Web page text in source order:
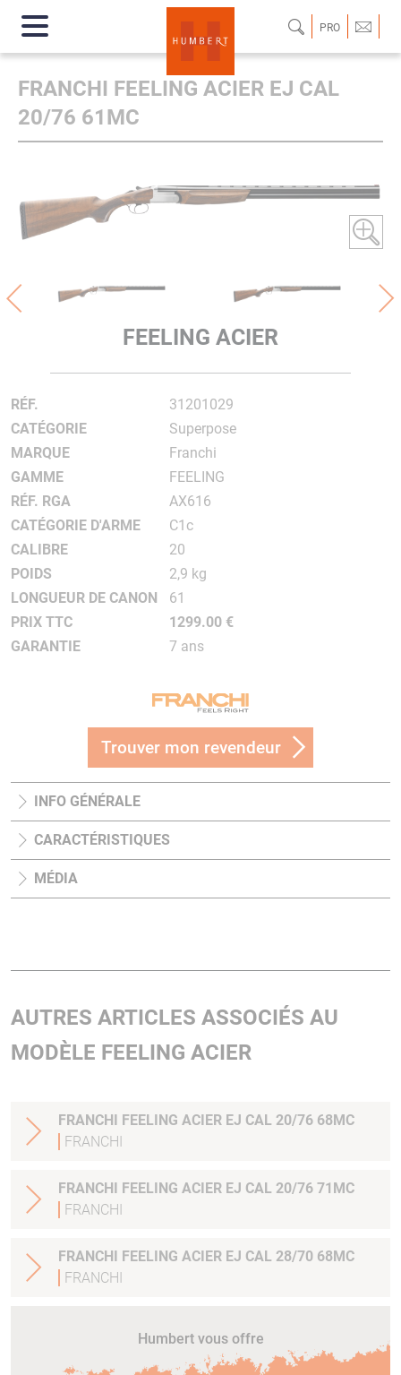
PRO
FRANCHI FEELING ACIER EJ CAL
20/76 61MC
FEELING ACIER
RÉF.
31201029
CATÉGORIE
Superpose
MARQUE
Franchi
GAMME
FEELING
RÉF. RGA
AX616
CATÉGORIE D'ARME
C1c
CALIBRE
20
POIDS
2,9 kg
LONGUEUR DE CANON
61
PRIX TTC
1299.00 €
GARANTIE
7 ans
Trouver mon revendeur
INFO GÉNÉRALE
CARACTÉRISTIQUES
MÉDIA
AUTRES ARTICLES ASSOCIÉS AU
MODÈLE FEELING ACIER
FRANCHI FEELING ACIER EJ CAL 20/76 68MC
FRANCHI
FRANCHI FEELING ACIER EJ CAL 20/76 71MC
FRANCHI
FRANCHI FEELING ACIER EJ CAL 28/70 68MC
FRANCHI
Humbert vous offre